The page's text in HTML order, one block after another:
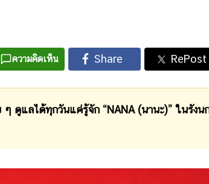
ความคิดเห็น
แลได้ทุกวันแค่รู้จัก “NANA (นานะ)” ในรังน